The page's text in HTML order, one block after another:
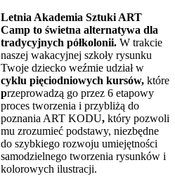
Letnia Akademia Sztuki ART
Camp to świetna alternatywa dla
tradycyjnych półkolonii. W trakcie
naszej wakacyjnej szkoły rysunku
Twoje dziecko weźmie udział w
cyklu pięciodniowych kursów, które
przeprowadzą go przez 6 etapowy
proces tworzenia i przybliżą do
poznania ART KODU, który pozwoli
mu zrozumieć podstawy, niezbędne
do szybkiego rozwoju umiejętności
samodzielnego tworzenia rysunków i
kolorowych ilustracji.